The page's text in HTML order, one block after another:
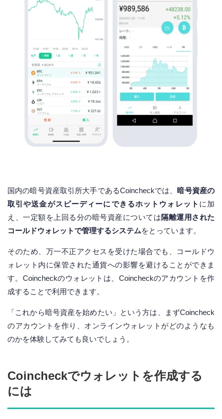
国内の暗号資産取引所大手であるCoincheckでは、 暗号資産の
取引や送金がスピーディーにできるホットウォレット に加
え、一定額を上回る分の暗号資産については隔離運用された
コールドウォレットで管理するシステムをとっています。
そのため、万一不正アクセスを受けた場合でも、コールドウ
ォレット内に保管された通貨への影響を避けることができま
す。Coincheckのウォレットは、Coincheckのアカウントを作
成することで利用できます。
「これから暗号資産を始めたい」という方は、まずCoincheck
のアカウントを作り、オンラインウォレットがどのようなも
のかを体験してみても良いでしょう。
Coincheckでウォレットを作成する
には